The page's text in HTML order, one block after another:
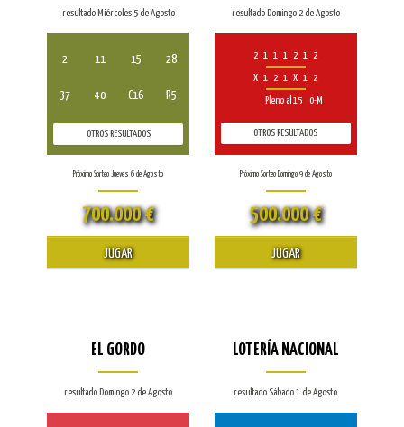
resultado Miércoles 5 de Agosto
2 11 15 28
37 40 C16 R5
OTROS RESULTADOS
Próximo Sorteo Jueves 6 de Agosto
700.000 €
JUGAR
resultado Domingo 2 de Agosto
2 1 1 1 2 1 2
X 1 2 1 X 1 2
Pleno al 15 0-M
OTROS RESULTADOS
Próximo Sorteo Domingo 9 de Agosto
500.000 €
JUGAR
EL GORDO
resultado Domingo 2 de Agosto
LOTERÍA NACIONAL
resultado Sábado 1 de Agosto